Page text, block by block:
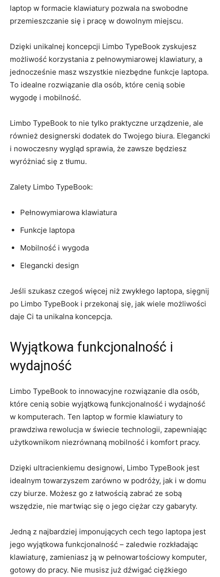
laptop w formacie klawiatury⁤ pozwala na​ swobodne
przemieszczanie ‍się ‌i pracę ‍w dowolnym miejscu.
Dzięki unikalnej koncepcji‌ Limbo TypeBook zyskujesz
możliwość korzystania⁢ z pełnowymiarowej klawiatury,⁣ a‍
jednocześnie masz wszystkie niezbędne funkcje laptopa.
⁢To idealne rozwiązanie ⁣dla osób, ⁤które cenią sobie
wygodę i mobilność.
Limbo TypeBook ​to nie ⁤tylko praktyczne urządzenie, ‌ale ​
również designerski dodatek do Twojego⁣ biura. ⁢Elegancki
i nowoczesny wygląd sprawia, że zawsze będziesz
wyróżniać się z tłumu.
Zalety Limbo ⁤TypeBook:
Pełnowymiarowa ‍klawiatura
Funkcje laptopa
Mobilność i wygoda
Elegancki ​design
Jeśli szukasz czegoś więcej niż zwykłego laptopa, sięgnij⁤
po Limbo TypeBook i przekonaj się, jak wiele możliwości
daje Ci ta unikalna‍ koncepcja.
Wyjątkowa funkcjonalność ⁤i⁣
wydajność
Limbo TypeBook to innowacyjne‌ rozwiązanie​ dla osób,
które cenią sobie wyjątkową funkcjonalność i wydajność
w komputerach. Ten ⁣laptop‌ w⁢ formie klawiatury to
prawdziwa rewolucja‌ w świecie technologii, zapewniając
użytkownikom ⁣niezrównaną mobilność i komfort pracy.
Dzięki​ ultracienkiemu ⁣designowi, Limbo TypeBook ⁣jest
idealnym ⁣towarzyszem ⁤zarówno w podróży, jak i w domu
czy biurze. Możesz go z łatwością ‌zabrać ze sobą
⁢wszędzie, ⁣nie⁤ martwiąc się o jego ciężar ‍czy gabaryty.
Jedną z najbardziej imponujących cech tego laptopa jest
⁣jego‍ wyjątkowa funkcjonalność⁤ –⁢ zaledwie⁤ rozkładając
klawiaturę, zamieniasz​ ją ‍w pełnowartościowy komputer,
gotowy ⁣do ⁤pracy. Nie musisz już dźwigać ciężkiego⁤